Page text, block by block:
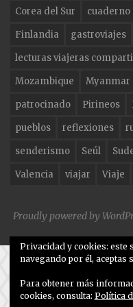
o
k
Corea del Sur
cuaderno
Finlandia
gastroviajes
lecturas viajeras
Mozambique
Myanmar
patrocinado
Pirineos
pueblos
reflexiones
senderismo
Seúl
Valencia
viajar Viaje
Proudly powered by
Privacidad y cookies: este
navegando por él, aceptas
Para obtener más
cookies, consulta: Política